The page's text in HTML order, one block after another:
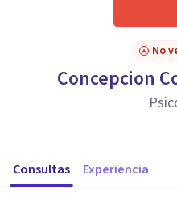
No
Concepcion
Consultas Experiencia